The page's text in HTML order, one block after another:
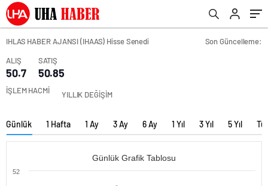
IHLAS HABER AJANSI (IHAAS) Hisse Senedi
Son Güncelleme:
ALIŞ
50.7
SATIŞ
50.85
İŞLEM HACMİ YILLIK DEĞİŞİM
Günlük 1 Hafta 1 Ay 3 Ay 6 Ay 1 Yıl 3 Yıl 5 Yıl
Günlük Grafik Tablosu
52